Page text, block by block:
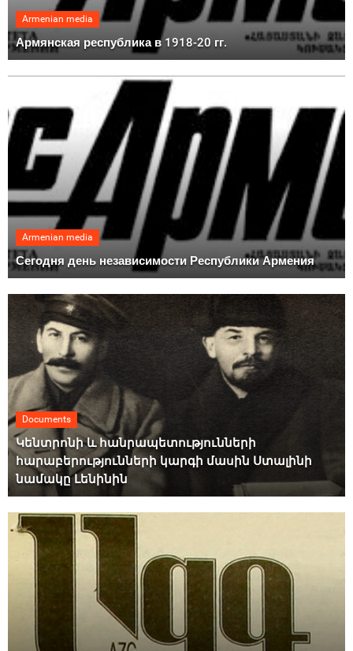
Armenian media
Армянская республика в 1918-20 гг.
Armenian media
Сегодня день независимости Республики Армения
Documents
Կենտրոնի և հանրապետությունների
հարաբերությունների կարգի մասին Ստալինի
նամակը Լենինին